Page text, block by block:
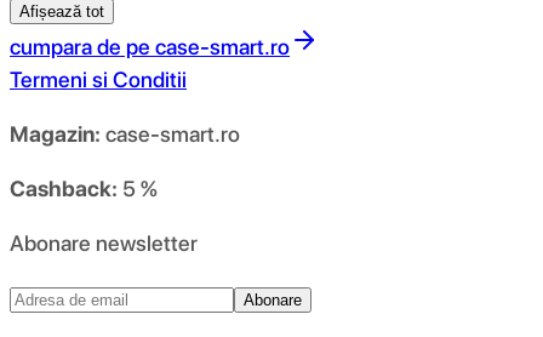
Afișează tot
cumpara de pe case-smart.ro
Termeni si Conditii
Magazin: case-smart.ro
Cashback: 5 %
Abonare newsletter
Abonare